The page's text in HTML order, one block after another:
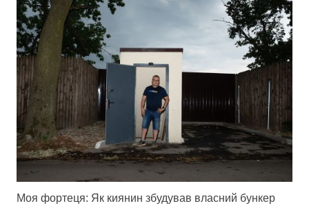
Моя фортеця: Як киянин збудував власний бункер